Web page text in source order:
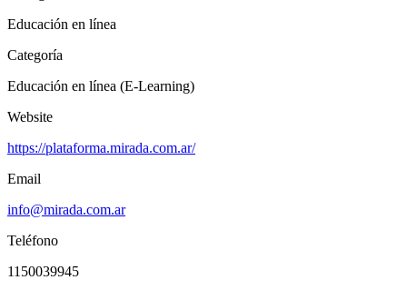
Educación en línea
Categoría
Educación en línea (E-Learning)
Website
https://plataforma.mirada.com.ar/
Email
info@mirada.com.ar
Teléfono
1150039945